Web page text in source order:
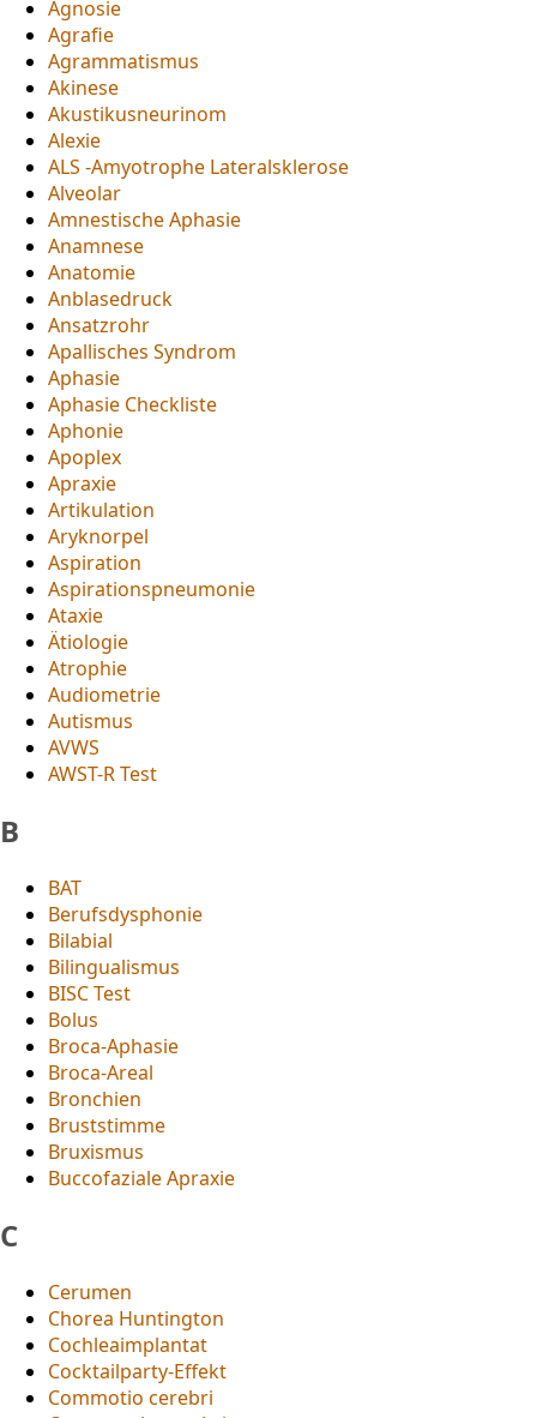
Agnosie
Agrafie
Agrammatismus
Akinese
Akustikusneurinom
Alexie
ALS -Amyotrophe Lateralsklerose
Alveolar
Amnestische Aphasie
Anamnese
Anatomie
Anblasedruck
Ansatzrohr
Apallisches Syndrom
Aphasie
Aphasie Checkliste
Aphonie
Apoplex
Apraxie
Artikulation
Aryknorpel
Aspiration
Aspirationspneumonie
Ataxie
Ätiologie
Atrophie
Audiometrie
Autismus
AVWS
AWST-R Test
B
BAT
Berufsdysphonie
Bilabial
Bilingualismus
BISC Test
Bolus
Broca-Aphasie
Broca-Areal
Bronchien
Bruststimme
Bruxismus
Buccofaziale Apraxie
C
Cerumen
Chorea Huntington
Cochleaimplantat
Cocktailparty-Effekt
Commotio cerebri